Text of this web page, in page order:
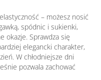
– możesz nosić
spódnic i sukienki,
okazje. Sprawdza się
elegancki charakter,
W chłodniejsze dni
pozwala zachować